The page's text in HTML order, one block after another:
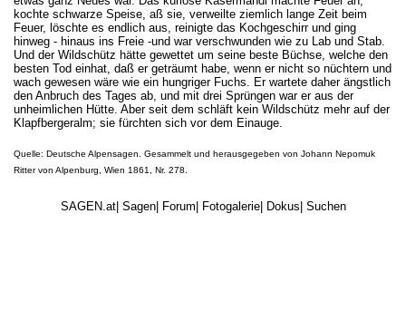
kochte schwarze Speise, aß sie, verweilte ziemlich lange Zeit beim
Feuer, löschte es endlich aus, reinigte das Kochgeschirr und ging
hinweg - hinaus ins Freie -und war verschwunden wie zu Lab und Stab.
Und der Wildschütz hätte gewettet um seine beste Büchse, welche den
besten Tod einhat, daß er geträumt habe, wenn er nicht so nüchtern und
wach gewesen wäre wie ein hungriger Fuchs. Er wartete daher ängstlich
den Anbruch des Tages ab, und mit drei Sprüngen war er aus der
unheimlichen Hütte. Aber seit dem schläft kein Wildschütz mehr auf der
Klapfbergeralm; sie fürchten sich vor dem Einauge.
Quelle: Deutsche Alpensagen. Gesammelt und herausgegeben von Johann Nepomuk
Ritter von Alpenburg, Wien 1861, Nr. 278.
SAGEN.at| Sagen| Forum| Fotogalerie| Dokus| Suchen